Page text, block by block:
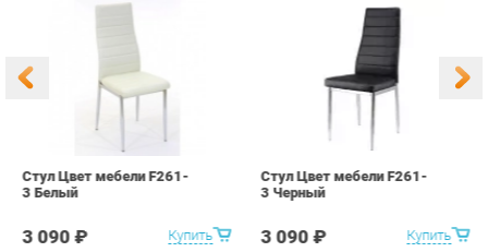
Стул Цвет мебели F261-
3 090 ₽ Купить
Стул Цвет мебели F261-
Стулья
Столы Контакты
Весь мир
Екатеринбург